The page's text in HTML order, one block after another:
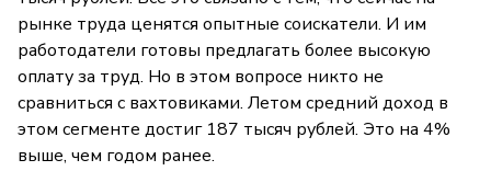
рынке труда ценятся опытные соискатели. И им
работодатели готовы предлагать более высокую
оплату за труд. Но в этом вопросе никто не
сравниться с вахтовиками. Летом средний доход в
этом сегменте достиг 187 тысяч рублей. Это на 4%
выше, чем годом ранее.